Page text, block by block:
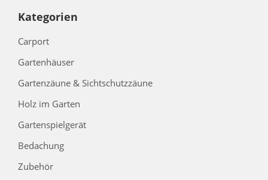
Kategorien
Carport
Gartenhäuser
Gartenzäune & Sichtschutzzäune
Holz im Garten
Gartenspielgerät
Bedachung
Zubehör